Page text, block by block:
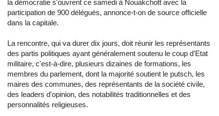
la démocratie s'ouvrent ce samedi à Nouakchott avec la
participation de 900 délégués, annonce-t-on de source officielle
dans la capitale.
La rencontre, qui va durer dix jours, doit réunir les représentants
des partis politiques ayant généralement soutenu le coup d'Etat
militaire, c'est-à-dire, plusieurs dizaines de formations, les
membres du parlement, dont la majorité soutient le putsch, les
maires des communes, des représentants de la société civile,
des leaders d'opinion, des notabilités traditionnelles et des
personnalités religieuses.